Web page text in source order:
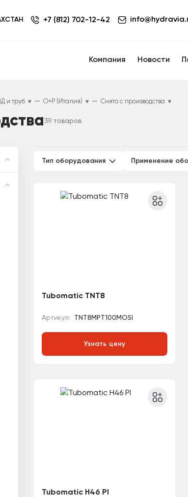
+7 (812) 702-12-42
Компания Новости
и труб — O+P (Италия) — Снято с производства
39 товаров
Тип оборудования Применение
Tubomatic TNT8
Артикул: TNT8MPT100MOSI
Узнать цену
Tubomatic H46 PI